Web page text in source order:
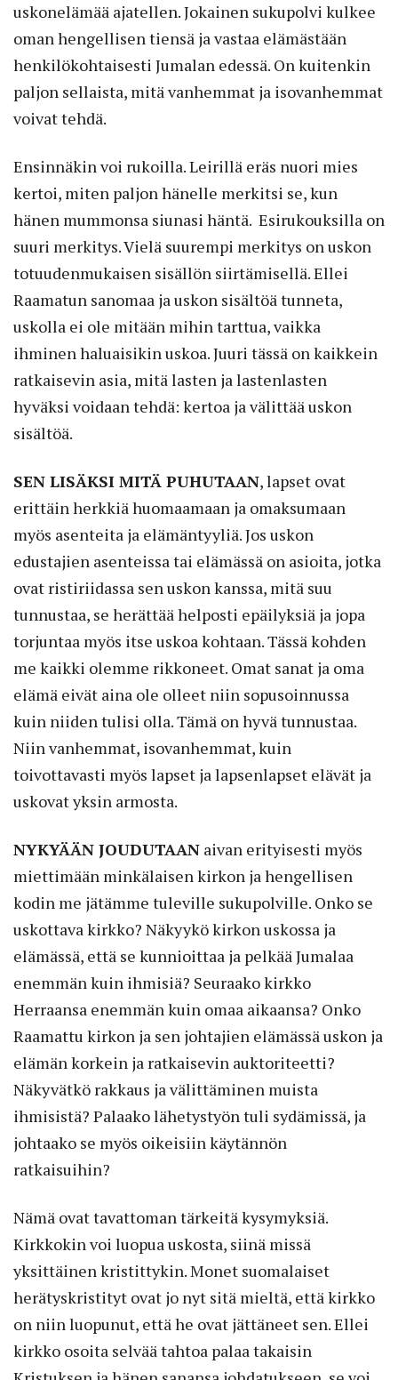
uskonelämää ajatellen. Jokainen sukupolvi kulkee
oman hengellisen tiensä ja vastaa elämästään
henkilökohtaisesti Jumalan edessä. On kuitenkin
paljon sellaista, mitä vanhemmat ja isovanhemmat
voivat tehdä.
Ensinnäkin voi rukoilla. Leirillä eräs nuori mies
kertoi, miten paljon hänelle merkitsi se, kun
hänen mummonsa siunasi häntä. Esirukouksilla on
suuri merkitys. Vielä suurempi merkitys on uskon
totuudenmukaisen sisällön siirtämisellä. Ellei
Raamatun sanomaa ja uskon sisältöä tunneta,
uskolla ei ole mitään mihin tarttua, vaikka
ihminen haluai­sikin uskoa. Juuri tässä on kaikkein
ratkaisevin asia, mitä lasten ja lastenlasten
hyväksi voidaan tehdä: kertoa ja välittää uskon
sisältöä.
SEN LISÄKSI MITÄ PUHUTAAN, lapset ovat
erittäin herkkiä huomaamaan ja omaksumaan
myös asenteita ja elämäntyyliä. Jos uskon
edustajien asenteissa tai elämässä on asioita, jotka
ovat ristiriidassa sen uskon kanssa, mitä suu
tunnustaa, se herättää helposti epäilyksiä ja jopa
torjuntaa myös itse uskoa kohtaan. Tässä kohden
me kaikki olemme rikkoneet. Omat sanat ja oma
elämä eivät aina ole olleet niin sopusoinnussa
kuin niiden tulisi olla. Tämä on hyvä tunnustaa.
Niin vanhemmat, isovanhemmat, kuin
toivottavasti myös lapset ja lapsenlapset elävät ja
uskovat yksin armosta.
NYKYÄÄN JOUDUTAAN aivan erityisesti myös
miettimään minkälaisen kirkon ja hengellisen
kodin me jätämme tuleville sukupolville. Onko se
uskottava kirkko? Näkyykö kirkon uskossa ja
elämässä, että se kunnioittaa ja pelkää Jumalaa
enemmän kuin ihmisiä? Seuraako kirkko
Herraansa enemmän kuin omaa aikaansa? Onko
Raamattu kirkon ja sen johtajien elämässä uskon ja
elämän korkein ja ratkaisevin auktoriteetti?
Näkyvätkö rakkaus ja välittäminen muista
ihmisistä? Palaako lähetystyön tuli sydämissä, ja
johtaako se myös oikeisiin käytännön
ratkaisuihin?
Nämä ovat tavattoman tärkeitä kysymyksiä.
Kirkkokin voi luopua uskosta, siinä missä
yksittäinen kristittykin. Monet suomalaiset
herätyskristityt ovat jo nyt sitä mieltä, että kirkko
on niin luopunut, että he ovat jättäneet sen. Ellei
kirkko osoita selvää tahtoa palaa takaisin